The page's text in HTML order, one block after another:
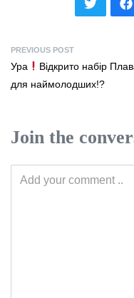
PREVIOUS POST
Ура
Відкрито набір
для наймолодших!?
Join the